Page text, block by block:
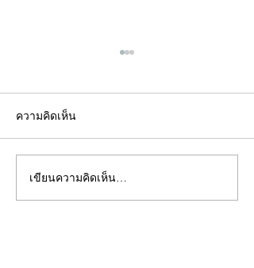
คอลัมน์"จับชีพจรวงการ
พระ"ประจำพุธที่ 29
ความคิดเห็น
เขียนความคิดเห็น…